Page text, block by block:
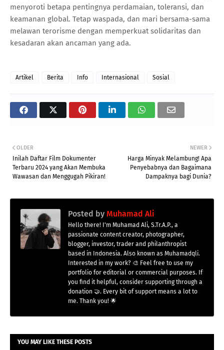
menyoroti betapa pentingnya perdamaian, toleransi, dan
keamanan global. Tetap waspada, dan mari bersama-sama
melawan terorisme dengan memperkuat solidaritas dan
kesadaran akan ancaman yang ada.
Artikel Berita Info Internasional Sosial
NEWER
Harga Minyak Melambung! Apa
Penyebabnya dan Bagaimana
Dampaknya bagi Dunia?
OLDER
Inilah Daftar Film Dokumenter
Terbaru 2024 yang Akan Membuka
Wawasan dan Menggugah Pikiran!
Posted by Muhamad Ali
Hello there! I'm Muhamad Ali, S.Tr.A.P., a
passionate content creator, photographer,
blogger, investor, trader and philanthropist
based in Indonesia. Also known as Muhamadqli.
Interested in my work? 🎨 Feel free to use my
portfolio for editorial or commercial purposes. If
you find it helpful, consider supporting through a
donation 🤝. Every bit of support means a lot to
me. Thank you! 🌟
YOU MAY LIKE THESE POSTS